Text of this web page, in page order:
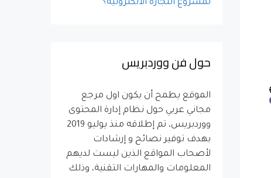
لمشروع التجارة الالكترونية؟
حول فن ووردبريس
الموقع يطمح أن يكون اول مرجع
مجاني عربي حول نظام إدارة المحتوى
ووردبريس، تم إطلاقه منذ يوليو 2019
بهدف توفير نصائح و إرشادات
لأصحاب المواقع الذين ليست لديهم
المعلومات والمهارات التقنية، وذلك